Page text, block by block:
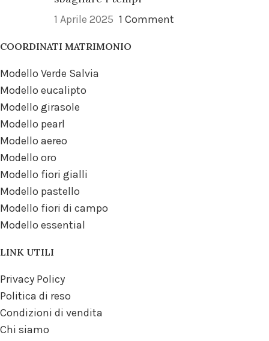
1 Aprile 2025 1 Comment
COORDINATI MATRIMONIO
Modello Verde Salvia
Modello eucalipto
Modello girasole
Modello pearl
Modello aereo
Modello oro
Modello fiori gialli
Modello pastello
Modello fiori di campo
Modello essential
LINK UTILI
Privacy Policy
Politica di reso
Condizioni di vendita
Chi siamo